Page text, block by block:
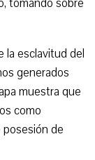
la esclavitud del
generados
muestra que
como
de